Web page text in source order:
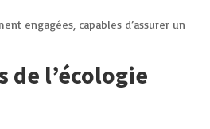
engagées, capables d’assurer un
de l’écologie